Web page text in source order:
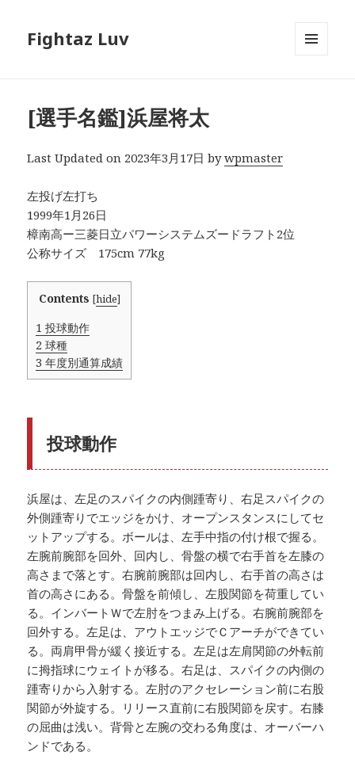
Fightaz Luv
[選手名鑑]浜屋将太
Last Updated on 2023年3月17日 bywpmaster
左投げ左打ち
1999年1月26日
樟南高ー三菱日立パワーシステムズードラフト2位
公称サイズ 175cm 77kg
Contents [hide]
1 投球動作
2 球種
3 年度別通算成績
投球動作
浜屋は、左足のスパイクの内側踵寄り、右足スパイクの
外側踵寄りでエッジをかけ、オープンスタンスにしてセ
ットアップする。ボールは、左手中指の付け根で握る。
左腕前腕部を回外、回内し、骨盤の横で右手首を左膝の
高さまで落とす。右腕前腕部は回内し、右手首の高さは
首の高さにある。骨盤を前傾し、左股関節を荷重してい
る。インバートＷで左肘をつまみ上げる。右腕前腕部を
回外する。左足は、アウトエッジでＣアーチができてい
る。両肩甲骨が緩く接近する。左足は左肩関節の外転前
に拇指球にウェイトが移る。右足は、スパイクの内側の
踵寄りから入射する。左肘のアクセレーション前に右股
関節が外旋する。リリース直前に右股関節を戻す。右膝
の屈曲は浅い。背骨と左腕の交わる角度は、オーバーハ
ンドである。